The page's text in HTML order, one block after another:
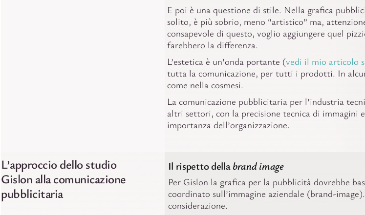
E poi è una questione di stile. Nella grafica
solito, è più sobrio, meno “artistico” ma,
consapevole di questo, voglio aggiungere quel
farebbero la differenza.
L’estetica è un’onda portante (vedi il mio articolo
tutta la comunicazione, per tutti i prodotti. In
come nella cosmesi.
La comunicazione pubblicitaria per l’industria
altri settori, con la precisione tecnica di immagini
importanza dell’organizzazione.
L’approccio dello studio
Gislon alla comunicazione
pubblicitaria
Il rispetto dellabrand image
Per Gislon la grafica per la pubblicità dovrebbe
coordinato sull’immagine aziendale (brand-
considerazione.